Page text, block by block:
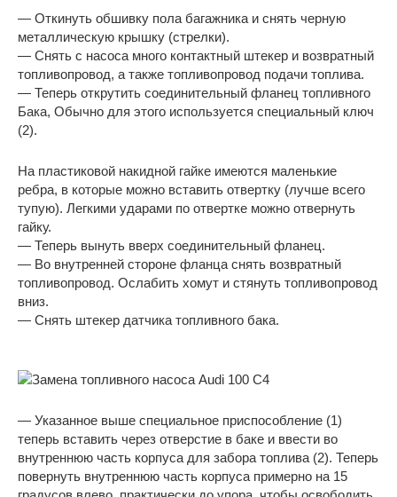
— Откинуть обшивку пола багажника и снять черную
металлическую крышку (стрелки).
— Снять с насоса много контактный штекер и возвратный
топливопровод, а также топливопровод подачи топлива.
— Теперь открутить соединительный фланец топливного
Бака, Обычно для этого используется специальный ключ
(2).
На пластиковой накидной гайке имеются маленькие
ребра, в которые можно вставить отвертку (лучше всего
тупую). Легкими ударами по отвертке можно отвернуть
гайку.
— Теперь вынуть вверх соединительный фланец.
— Во внутренней стороне фланца снять возвратный
топливопровод. Ослабить хомут и стянуть топливопровод
вниз.
— Снять штекер датчика топливного бака.
— Указанное выше специальное приспособление (1)
теперь вставить через отверстие в баке и ввести во
внутреннюю часть корпуса для забора топлива (2). Теперь
повернуть внутреннюю часть корпуса примерно на 15